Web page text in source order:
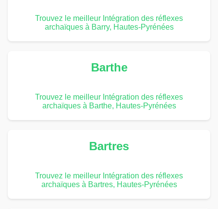
Trouvez le meilleur Intégration des réflexes
archaïques à Barry, Hautes-Pyrénées
Barthe
Trouvez le meilleur Intégration des réflexes
archaïques à Barthe, Hautes-Pyrénées
Bartres
Trouvez le meilleur Intégration des réflexes
archaïques à Bartres, Hautes-Pyrénées